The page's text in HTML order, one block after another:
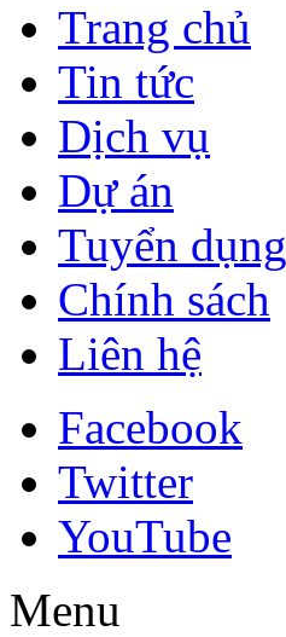
Trang chủ
Tin tức
Dịch vụ
Dự án
Tuyển dụng
Chính sách
Liên hệ
Facebook
Twitter
YouTube
Menu